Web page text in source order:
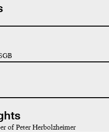
of Peter Herbolzheimer